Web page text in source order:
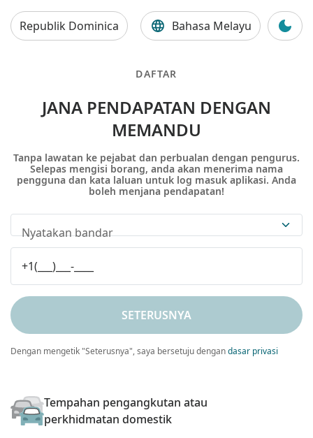
Republik Dominica Bahasa Melayu
DAFTAR
JANA PENDAPATAN DENGAN
MEMANDU
Tanpa lawatan ke pejabat dan perbualan dengan pengurus.
Selepas mengisi borang, anda akan menerima nama
pengguna dan kata laluan untuk log masuk aplikasi. Anda
boleh menjana pendapatan!
Nyatakan bandar
SETERUSNYA
Dengan mengetik "Seterusnya", saya bersetuju dengandasar privasi
Tempahan pengangkutan atau
perkhidmatan domestik